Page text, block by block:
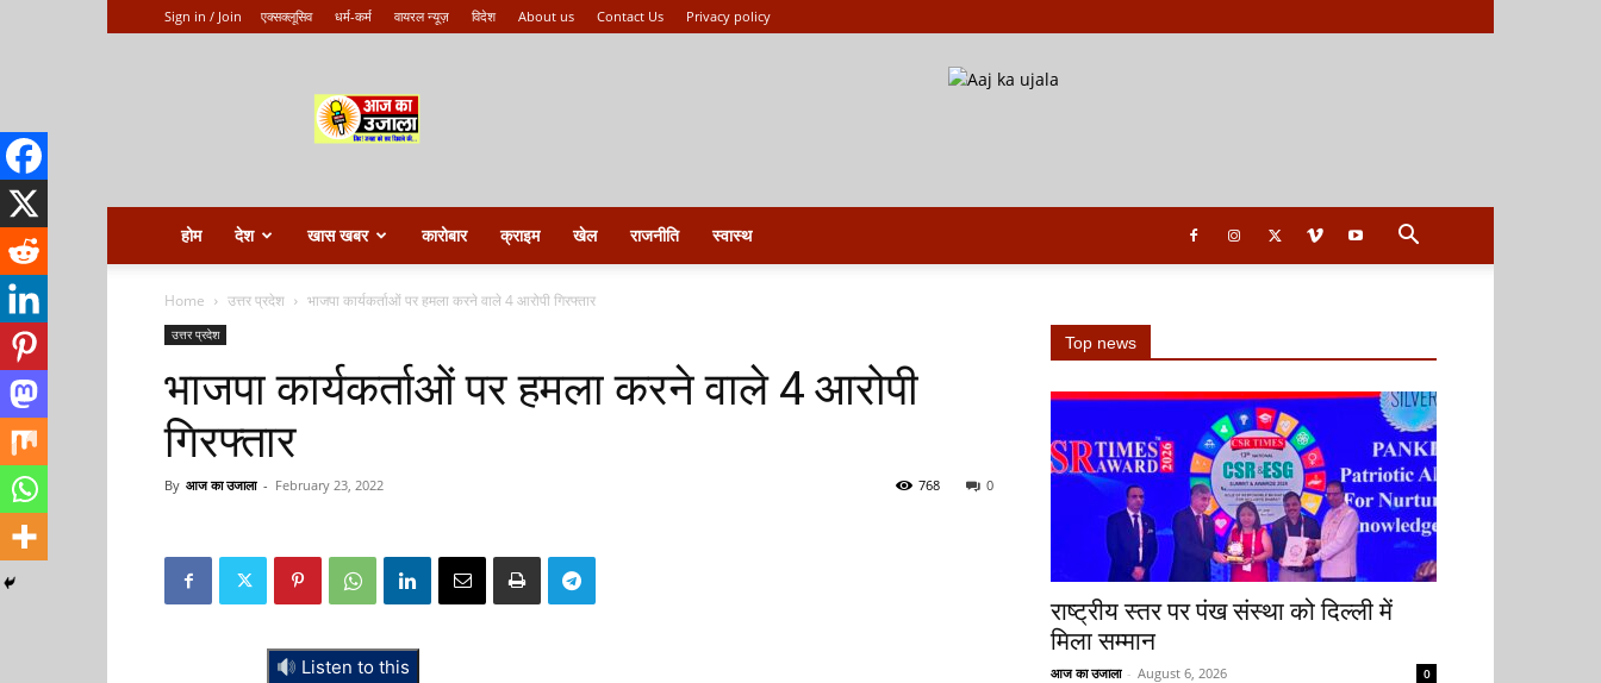
Sign in / Join एक्सक्लूसिव धर्म-कर्म वायरल न्यूज़ विदेश About us Contact Us Privacy policy
ka
ujala
होम देश खास खबर कारोबार क्राइम खेल राजनीति स्वास्थ
Home उत्तर प्रदेश भाजपा कार्यकर्ताओं पर हमला करने वाले 4 आरोपी गिरफ्तार
उत्तर प्रदेश
भाजपा कार्यकर्ताओं पर हमला करने वाले 4 आरोपी
गिरफ्तार
By आज का उजाला - February 23, 2022 0
768
Listen to this
Top news
राष्ट्रीय स्तर पर पंख संस्था को दिल्ली में
मिला सम्मान
आज का उजाला - August 6, 2026 0